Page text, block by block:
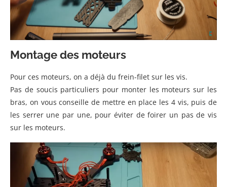
Montage des moteurs
Pour ces moteurs, on a déjà du frein-filet sur les vis.
Pas de soucis particuliers pour monter les moteurs sur les
bras, on vous conseille de mettre en place les 4 vis, puis de
les serrer une par une, pour éviter de foirer un pas de vis
sur les moteurs.